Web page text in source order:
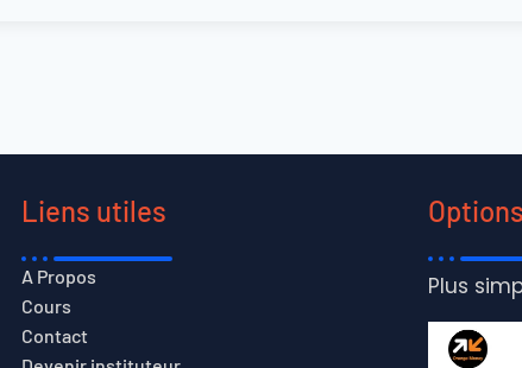
Liens utiles
A Propos
Cours
Contact
Plus